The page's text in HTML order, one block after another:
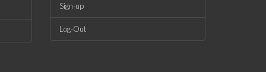
Sign-up
Log-Out